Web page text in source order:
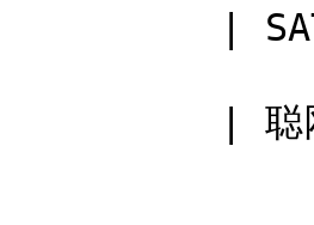
|
| 聪网原